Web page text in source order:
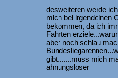
desweiteren werde
mich bei irgendeinen
bekommen, da ich
Fahrten
aber noch schlau
gibt.......muss mich
ahnungsloser